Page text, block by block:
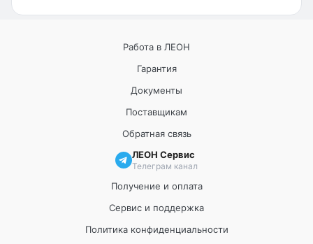
Работа в ЛЕОН
Гарантия
Документы
Поставщикам
Обратная связь
ЛЕОН Сервис
Телеграм канал
Получение и оплата
Сервис и поддержка
Политика конфиденциальности